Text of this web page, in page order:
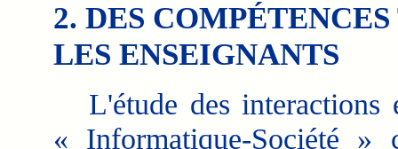
2. DES
LES ENSEIGNANTS
L'étude des interactions
« Informatique-Société